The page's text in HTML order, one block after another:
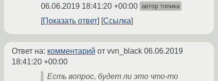
06.06.2019 18:41:20 +00:00 автор топика
Показать ответ Ссылка
Ответ на: комментарий от vvn_black 06.06.2019
18:41:20 +00:00
Есть вопрос, будет ли это что-то